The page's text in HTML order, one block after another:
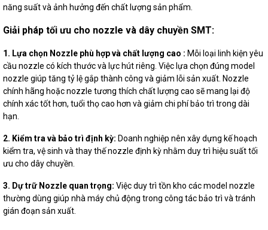
năng suất và ảnh hưởng đến chất lượng sản phẩm.
Giải pháp tối ưu cho nozzle và dây chuyền SMT:
1. Lựa chọn Nozzle phù hợp và chất lượng cao : Mỗi loại linh kiện yêu
cầu nozzle có kích thước và lực hút riêng. Việc lựa chọn đúng model
nozzle giúp tăng tỷ lệ gắp thành công và giảm lỗi sản xuất. Nozzle
chính hãng hoặc nozzle tương thích chất lượng cao sẽ mang lại độ
chính xác tốt hơn, tuổi thọ cao hơn và giảm chi phí bảo trì trong dài
hạn.
2. Kiểm tra và bảo trì định kỳ: Doanh nghiệp nên xây dựng kế hoạch
kiểm tra, vệ sinh và thay thế nozzle định kỳ nhằm duy trì hiệu suất tối
ưu cho dây chuyền.
3. Dự trữ Nozzle quan trọng: Việc duy trì tồn kho các model nozzle
thường dùng giúp nhà máy chủ động trong công tác bảo trì và tránh
gián đoạn sản xuất.